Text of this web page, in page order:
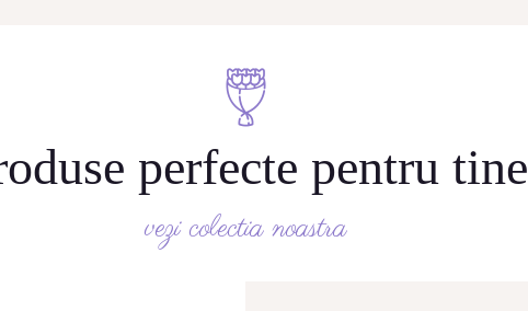
perfecte pentru tine
vezi colectia noastra